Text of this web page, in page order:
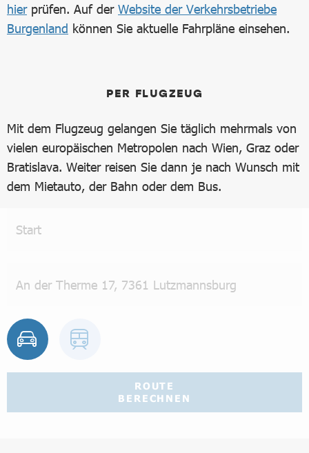
hierprüfen. Auf der Website der Verkehrsbetriebe
Burgenland können Sie aktuelle Fahrpläne einsehen.
PER FLUGZEUG
Mit dem Flugzeug gelangen Sie täglich mehrmals von
vielen europäischen Metropolen nach Wien, Graz oder
Bratislava. Weiter reisen Sie dann je nach Wunsch mit
dem Mietauto, der Bahn oder dem Bus.
ROUTE
BERECHNEN